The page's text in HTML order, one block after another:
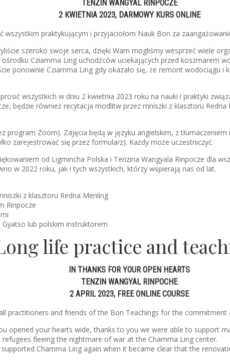
TENZIN WANGYAL RINPOCZE
2 KWIETNIA 2023, DARMOWY KURS ONLINE
wszystkim praktykującym i przyjaciołom Nauk Bon za
szeroko swoje serca, dzięki Wam mogliśmy wesprzeć wiele
Cziamma Ling uchodźców uciekających przed koszmarem
ponownie Cziamma Ling gdy okazało się, że remont wodociągu i
wszystkich w dniu 2 kwietnia 2023 roku na nauki i praktyki
będzie również recytacja modlitw przez mniszki z klasztoru
program Zoom). Zajęcia będą w języku angielskim, z tłumaczeniem
zarejestrować się przez formularz). Każdy może uczestniczyć.
od Ligmincha Polska i Tenzina Wangyala Rinpocze dla
w 2022 roku, jak i tych wszystkich, którzy wspierają nas od lat.
z klasztoru Redna Menling
Rinpocze
Gyatso lub polskim instruktorem
life practice and
IN THANKS FOR YOUR OPEN HEARTS
TENZIN WANGYAL RINPOCHE
2 APRIL 2023, FREE ONLINE COURSE
practitioners and friends of the Bon Teachings for the
opened your hearts wide, thanks to you we were able to support
fleeing the nightmare of war at the Chamma Ling center.
Chamma Ling again when it became clear that the